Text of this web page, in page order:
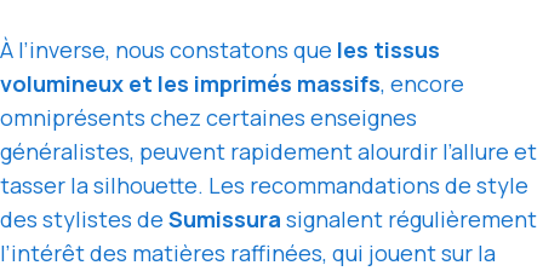
À l’inverse, nous constatons que les tissus
volumineux et les imprimés massifs, encore
omniprésents chez certaines enseignes
généralistes, peuvent rapidement alourdir l’allure et
tasser la silhouette. Les recommandations de style
des stylistes de Sumissura signalent régulièrement
l’intérêt des matières raffinées, qui jouent sur la